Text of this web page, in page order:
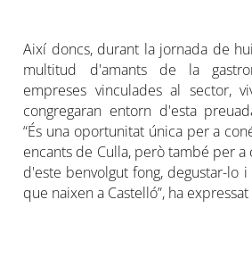
Així doncs, durant la jornada de
multitud d'amants de la
empreses vinculades al sector,
congregaran entorn d'esta
“És una oportunitat única per a
encants de Culla, però també per
d'este benvolgut fong, degustar-lo
que naixen a Castelló”, ha